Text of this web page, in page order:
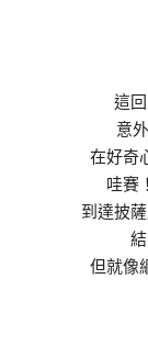
這
意
在好奇
哇賽
到達披
但就像